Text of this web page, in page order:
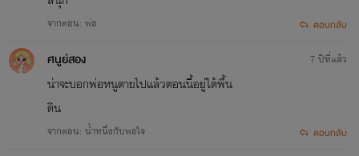
จากตอน: พ่อ ตอบกลับ
ศนูย์สอง
น่าจะบอกพ่อหนูตายไปแล้วตอนนี้อยู่ใต้พื้น
ดิน
จากตอน: น้ำหนึ่งกับพอใจ
7 ปีที่แล้ว
ตอบกลับ